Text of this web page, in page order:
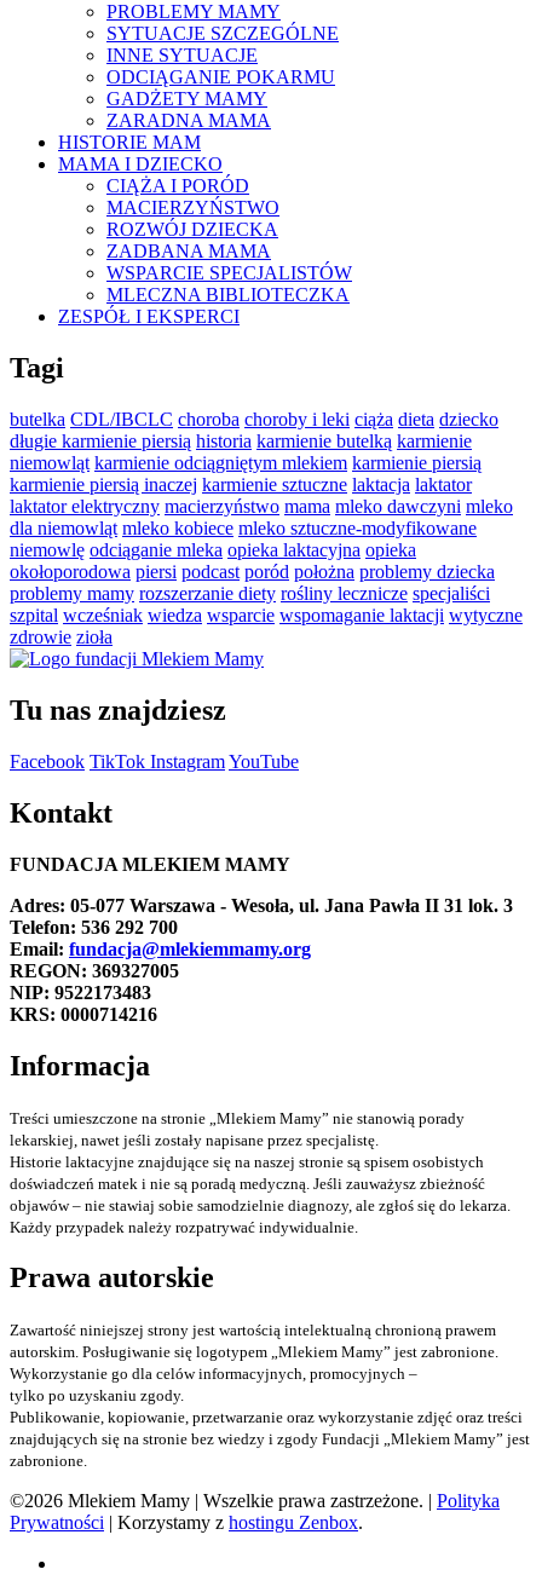
PROBLEMY MAMY
SYTUACJE SZCZEGÓLNE
INNE SYTUACJE
ODCIĄGANIE POKARMU
GADŻETY MAMY
ZARADNA MAMA
HISTORIE MAM
MAMA I DZIECKO
CIĄŻA I PORÓD
MACIERZYŃSTWO
ROZWÓJ DZIECKA
ZADBANA MAMA
WSPARCIE SPECJALISTÓW
MLECZNA BIBLIOTECZKA
ZESPÓŁ I EKSPERCI
Tagi
butelka CDL/IBCLC choroba choroby i leki ciąża dieta dziecko
długie karmienie piersią historia karmienie butelką karmienie
niemowląt karmienie odciągniętym mlekiem karmienie piersią
karmienie piersią inaczej karmienie sztuczne laktacja laktator
laktator elektryczny macierzyństwo mama mleko dawczyni mleko
dla niemowląt mleko kobiece mleko sztuczne-modyfikowane
niemowlę odciąganie mleka opieka laktacyjna opieka
okołoporodowa piersi podcast poród położna problemy dziecka
problemy mamy rozszerzanie diety rośliny lecznicze specjaliści
szpital wcześniak wiedza wsparcie wspomaganie laktacji wytyczne
zdrowie zioła
Tu nas znajdziesz
Facebook TikTok InstagramYouTube
Kontakt
FUNDACJA MLEKIEM MAMY
Adres: 05-077 Warszawa - Wesoła, ul. Jana Pawła II 31 lok. 3
Telefon: 536 292 700
Email: fundacja@mlekiemmamy.org
REGON: 369327005
NIP: 9522173483
KRS: 0000714216
Informacja
Treści umieszczone na stronie „Mlekiem Mamy” nie stanowią porady
lekarskiej, nawet jeśli zostały napisane przez specjalistę.
Historie laktacyjne znajdujące się na naszej stronie są spisem osobistych
doświadczeń matek i nie są poradą medyczną. Jeśli zauważysz zbieżność
objawów – nie stawiaj sobie samodzielnie diagnozy, ale zgłoś się do lekarza.
Każdy przypadek należy rozpatrywać indywidualnie.
Prawa autorskie
Zawartość niniejszej strony jest wartością intelektualną chronioną prawem
autorskim. Posługiwanie się logotypem „Mlekiem Mamy” jest zabronione.
Wykorzystanie go dla celów informacyjnych, promocyjnych –
tylko po uzyskaniu zgody.
Publikowanie, kopiowanie, przetwarzanie oraz wykorzystanie zdjęć oraz treści
znajdujących się na stronie bez wiedzy i zgody Fundacji „Mlekiem Mamy” jest
zabronione.
©2026 Mlekiem Mamy | Wszelkie prawa zastrzeżone. | Polityka
Prywatności | Korzystamy z hostingu Zenbox.